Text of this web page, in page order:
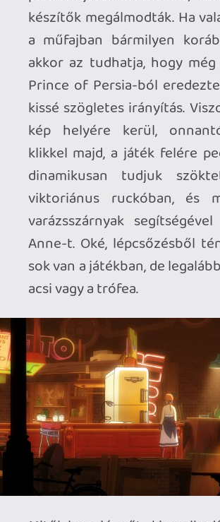
Apropó, a játék vizualitásáról még csak
nem is beszéltem. Egy kész anime
rajzfilmbe csöppenünk a program
elindítása után, amely bár nagyjából
egységes környezetet mutat be (értsd:
nincs havas meg tengeri pálya, csak a
Forgotlingek anima által hajtott
mesevilága), olyan természetességgel
gameplay pillanatokkal, hogy csak nézünk
majd. Eleve a sprite-ok is rajzfilmszerűen
animáltak, a hátterek pedig úgy
háromdimenziósak (azaz kicsit változik a
betekintési szögünk, ahogy
szaladgálunk), hogy végig egy 2D-s mese
benyomását keltik. Bevallom, az
animációk nem az Akira szuperfolyékony
stílusára hajaznak, inkább az alacsony
frémszámmal megrajzolt anime
sorozatok stílusát követik. De ez legyen a